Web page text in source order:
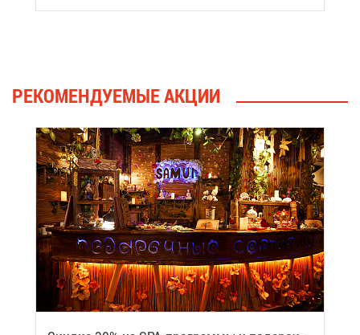
РЕ­КО­МЕН­ДУ­Е­МЫЕ АК­ЦИИ